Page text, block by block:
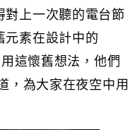
對上一次聽的電台節
元素在設計中的
這懷舊想法，他們
，為大家在夜空中用